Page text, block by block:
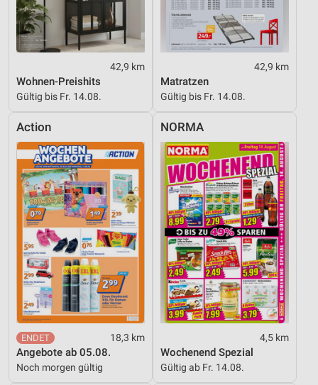
42,9 km
Wohnen-Preishits
Gültig bis Fr. 14.08.
42,9 km
Matratzen
Gültig bis Fr. 14.08.
Action
18,3 km
Angebote ab 05.08.
Noch morgen gültig
NORMA
4,5 km
Wochenend Spezial
Gültig ab Fr. 14.08.